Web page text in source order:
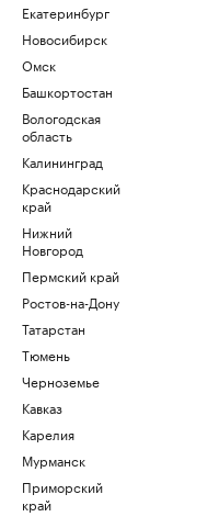
Екатеринбург
Новосибирск
Омск
Башкортостан
Вологодская
область
Калининград
Краснодарский
край
Нижний
Новгород
Пермский край
Ростов-на-Дону
Татарстан
Тюмень
Черноземье
Кавказ
Карелия
Мурманск
Приморский
край